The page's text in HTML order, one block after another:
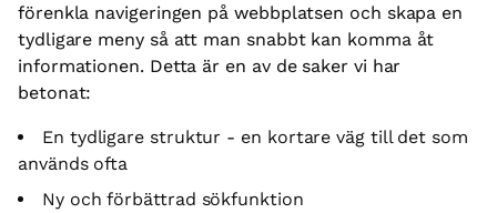
förenkla navigeringen på webbplatsen och skapa en
tydligare meny så att man snabbt kan komma åt
informationen. Detta är en av de saker vi har
betonat:
En tydligare struktur - en kortare väg till det som
används ofta
Ny och förbättrad sökfunktion